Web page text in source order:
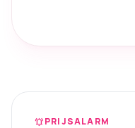
notifications_activePRIJSALARM